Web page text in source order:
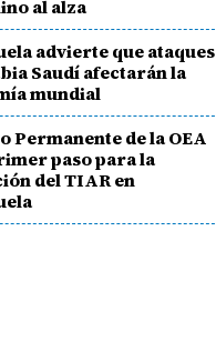
al alza
advierte que ataques
Saudí afectarán la
mundial
Permanente de la OEA
paso para la
del TIAR en